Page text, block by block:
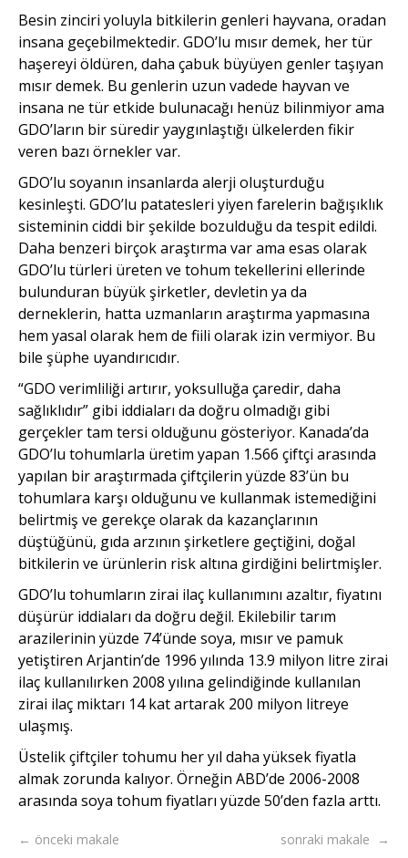
Besin zinciri yoluyla bitkilerin genleri hayvana, oradan
insana geçebilmektedir. GDO’lu mısır demek, her tür
haşereyi öldüren, daha çabuk büyüyen genler taşıyan
mısır demek. Bu genlerin uzun vadede hayvan ve
insana ne tür etkide bulunacağı henüz bilinmiyor ama
GDO’ların bir süredir yaygınlaştığı ülkelerden fikir
veren bazı örnekler var.
GDO’lu soyanın insanlarda alerji oluşturduğu
kesinleşti. GDO’lu patatesleri yiyen farelerin bağışıklık
sisteminin ciddi bir şekilde bozulduğu da tespit edildi.
Daha benzeri birçok araştırma var ama esas olarak
GDO’lu türleri üreten ve tohum tekellerini ellerinde
bulunduran büyük şirketler, devletin ya da
derneklerin, hatta uzmanların araştırma yapmasına
hem yasal olarak hem de fiili olarak izin vermiyor. Bu
bile şüphe uyandırıcıdır.
“GDO verimliliği artırır, yoksulluğa çaredir, daha
sağlıklıdır” gibi iddiaları da doğru olmadığı gibi
gerçekler tam tersi olduğunu gösteriyor. Kanada’da
GDO’lu tohumlarla üretim yapan 1.566 çiftçi arasında
yapılan bir araştırmada çiftçilerin yüzde 83’ün bu
tohumlara karşı olduğunu ve kullanmak istemediğini
belirtmiş ve gerekçe olarak da kazançlarının
düştüğünü, gıda arzının şirketlere geçtiğini, doğal
bitkilerin ve ürünlerin risk altına girdiğini belirtmişler.
GDO’lu tohumların zirai ilaç kullanımını azaltır, fiyatını
düşürür iddiaları da doğru değil. Ekilebilir tarım
arazilerinin yüzde 74’ünde soya, mısır ve pamuk
yetiştiren Arjantin’de 1996 yılında 13.9 milyon litre zirai
ilaç kullanılırken 2008 yılına gelindiğinde kullanılan
zirai ilaç miktarı 14 kat artarak 200 milyon litreye
ulaşmış.
Üstelik çiftçiler tohumu her yıl daha yüksek fiyatla
almak zorunda kalıyor. Örneğin ABD’de 2006-2008
arasında soya tohum fiyatları yüzde 50’den fazla arttı.
← önceki makale sonraki makale →